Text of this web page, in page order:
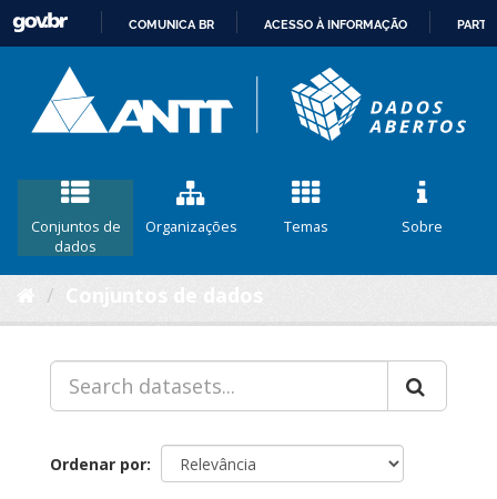
CONTEÚDO
COMUNICA BR ACESSO À INFORMAÇÃO
Conjuntos de
dados
Organizações Temas Sobre
Ordenar por